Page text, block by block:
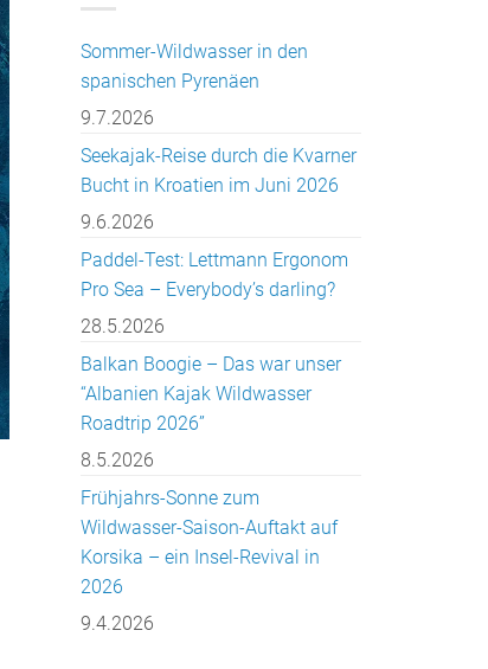
Sommer-Wildwasser in den
spanischen Pyrenäen
9.7.2026
Seekajak-Reise durch die Kvarner
Bucht in Kroatien im Juni 2026
9.6.2026
Paddel-Test: Lettmann Ergonom
Pro Sea – Everybody’s darling?
28.5.2026
Balkan Boogie – Das war unser
“Albanien Kajak Wildwasser
Roadtrip 2026”
8.5.2026
Frühjahrs-Sonne zum
Wildwasser-Saison-Auftakt auf
Korsika – ein Insel-Revival in
2026
9.4.2026